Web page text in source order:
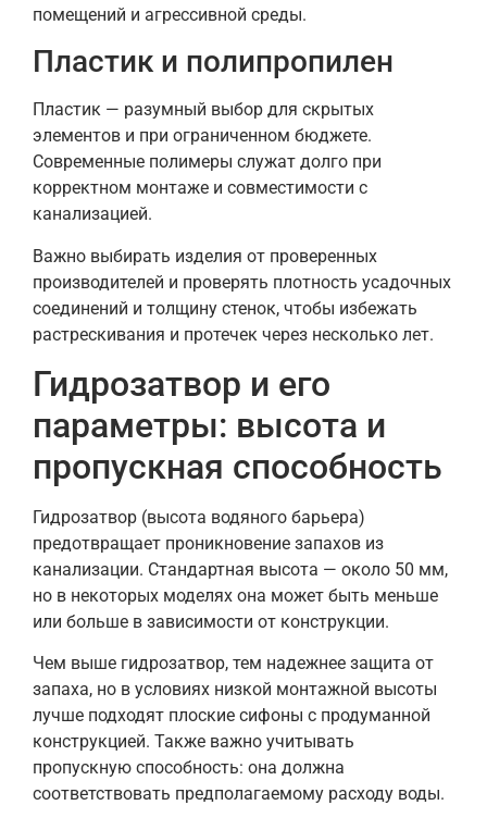
помещений и агрессивной среды.
Пластик и полипропилен
Пластик — разумный выбор для скрытых
элементов и при ограниченном бюджете.
Современные полимеры служат долго при
корректном монтаже и совместимости с
канализацией.
Важно выбирать изделия от проверенных
производителей и проверять плотность усадочных
соединений и толщину стенок, чтобы избежать
растрескивания и протечек через несколько лет.
Гидрозатвор и его
параметры: высота и
пропускная способность
Гидрозатвор (высота водяного барьера)
предотвращает проникновение запахов из
канализации. Стандартная высота — около 50 мм,
но в некоторых моделях она может быть меньше
или больше в зависимости от конструкции.
Чем выше гидрозатвор, тем надежнее защита от
запаха, но в условиях низкой монтажной высоты
лучше подходят плоские сифоны с продуманной
конструкцией. Также важно учитывать
пропускную способность: она должна
соответствовать предполагаемому расходу воды.